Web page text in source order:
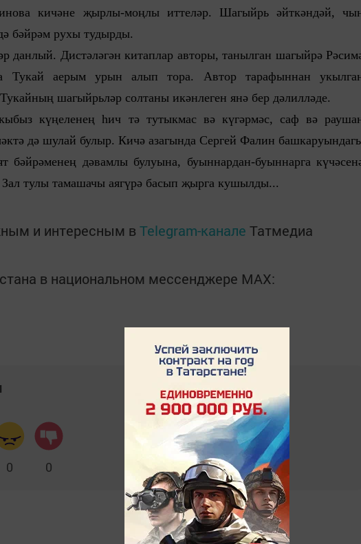
кичәне җырлы-моңлы иттеләр. Шагыйрь әйткәндәй,
бәйрәм рухы тудырды.
данлый. Дистәләгән китаплар авторы, танылган шагыйрә
Тукай аерым урын алып тора. Автор тарафыннан
шагыйрьләр солтаны икәнлеген янә бер дәлилләде.
күңеленең һич тә тутыкмас вә күгәрмәс, саф вә
дә шулай булыр. Кичә азагында Сергей Фалин
бәйрәменең дәвамлы булуына, буыннардан-буыннарга
тулы тамашачы аягүрә басып җырга кушылды...
и интересным в Telegram-канале Татмедиа
в национальном мессенджере MАХ:
0 0